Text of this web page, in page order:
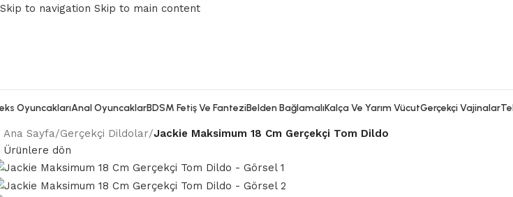
Skip to navigation Skip to main content
OyuncaklarıAnal OyuncaklarBDSM Fetiş Ve FanteziBelden BağlamalıKalça Ve Yarım VücutGerçekçi Vajinalar
Ana Sayfa/Gerçekçi Dildolar/Jackie Maksimum 18 Cm Gerçekçi Tom Dildo
Ürünlere dön